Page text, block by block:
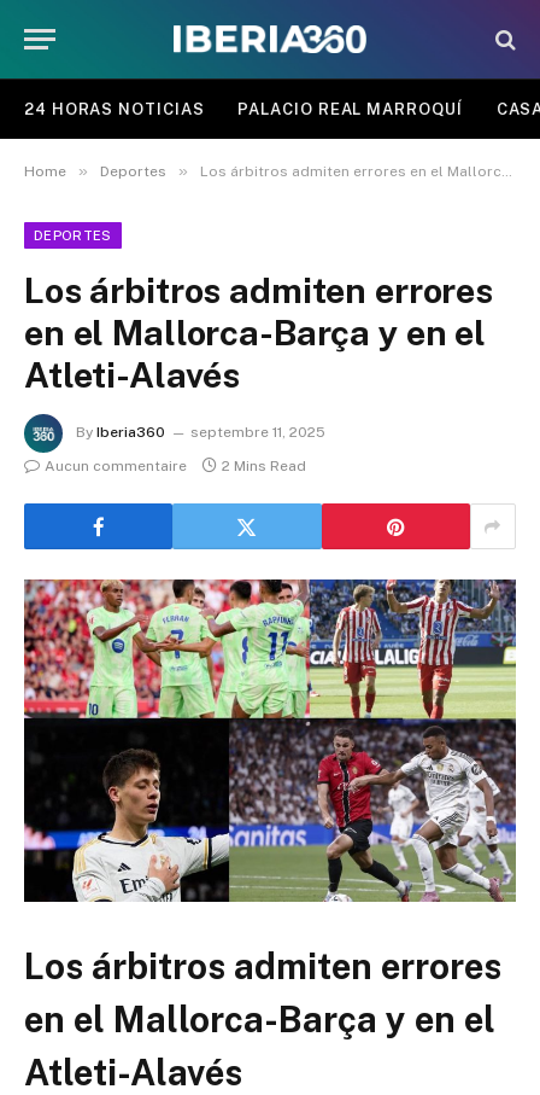
24 HORAS NOTICIAS PALACIO REAL MARROQUÍ
Home » Deportes » Los árbitros admiten errores en el Mallorca-Barça y en el Atleti-Alavés
DEPORTES
Los árbitros admiten errores
en el Mallorca-Barça y en el
Atleti-Alavés
By Iberia360
septembre 11, 2025
Aucun commentaire
2 Mins Read
Los árbitros admiten errores
en el Mallorca-Barça y en el
Atleti-Alavés